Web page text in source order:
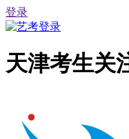
登录
天津考生关